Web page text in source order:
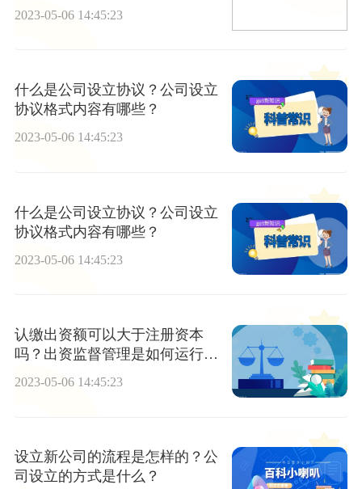
2023-05-06 14:45:23
什么是公司设立协议？公司设立
协议格式内容有哪些？
2023-05-06 14:45:23
什么是公司设立协议？公司设立
协议格式内容有哪些？
2023-05-06 14:45:23
认缴出资额可以大于注册资本
吗？出资监督管理是如何运行
的？
2023-05-06 14:45:23
设立新公司的流程是怎样的？公
司设立的方式是什么？